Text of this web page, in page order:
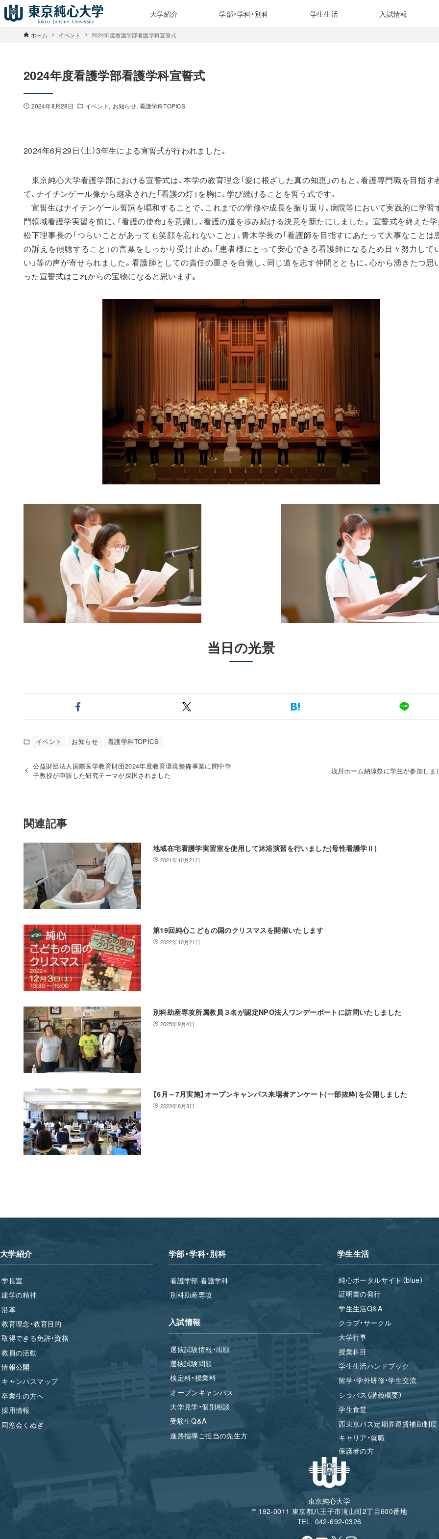
大学紹介 学部・学科・別科 学生生活 入試情報
ホーム イベント 2024年度看護学部看護学科宣誓式
2024年度看護学部看護学科宣誓式
2024年8月28日 イベント お知らせ 看護学科TOPICS
2024年6月29日（土）3年生による宣誓式が行われました。
東京純心大学看護学部における宣誓式は、本学の教育理念「愛に根ざした真の知恵」のもと、看護専門職を目指す
て、ナイチンゲール像から継承された「看護の灯」を胸に、学び続けることを誓う式です。
宣誓生はナイチンゲール誓詞を唱和することで、これまでの学修や成長を振り返り、病院等において実践的に学習
門領域看護学実習を前に、「看護の使命」を意識し、看護の道を歩み続ける決意を新たにしました。 宣誓式を終えた学
松下理事長の「つらいことがあっても笑顔を忘れないこと」、青木学長の「看護師を目指すにあたって大事なことは
の訴えを傾聴すること」の言葉をしっかり受け止め、「患者様にとって安心できる看護師になるため日々努力して
い」等の声が寄せられました。看護師としての責任の重さを自覚し、同じ道を志す仲間とともに、心から湧きたつ思
った宣誓式はこれからの宝物になると思います。
当日の光景
イベント お知らせ 看護学科TOPICS
公益財団法人国際医学教育財団2024年度教育環境整備事業に間中伴
子教授が申請した研究テーマが採択されました
浅川ホーム納涼祭に学生が参加しま
関連記事
地域在宅看護学実習室を使用して沐浴演習を行いました(母性看護学Ⅱ)
2021年10月21日
第19回純心こどもの国のクリスマスを開催いたします
2022年10月21日
別科助産専攻所属教員３名が認定NPO法人ワンデーポートに訪問いたしました
2025年9月4日
【6月～7月実施】オープンキャンパス来場者アンケート(一部抜粋)を公開しました
2023年8月3日
大学紹介
学長室
建学の精神
沿革
教育理念・教育目的
取得できる免許・資格
教員の活動
情報公開
キャンパスマップ
卒業生の方へ
採用情報
同窓会くぬぎ
学部・学科・別科
看護学部 看護学科
別科助産専攻
入試情報
選抜試験情報・出願
選抜試験問題
検定料・授業料
オープンキャンパス
大学見学・個別相談
受験生Q&A
進路指導ご担当の先生方
学生生活
純心ポータルサイト（blue）
証明書の発行
学生生活Q&A
クラブ・サークル
大学行事
授業科目
学生生活ハンドブック
留学・学外研修・学生交流
シラバス（講義概要）
学生食堂
西東京バス定期券運賃補助制度
キャリア・就職
保護者の方
東京純心大学
〒192-0011 東京都八王子市滝山町2丁目600番地
TEL. 042-692-0326